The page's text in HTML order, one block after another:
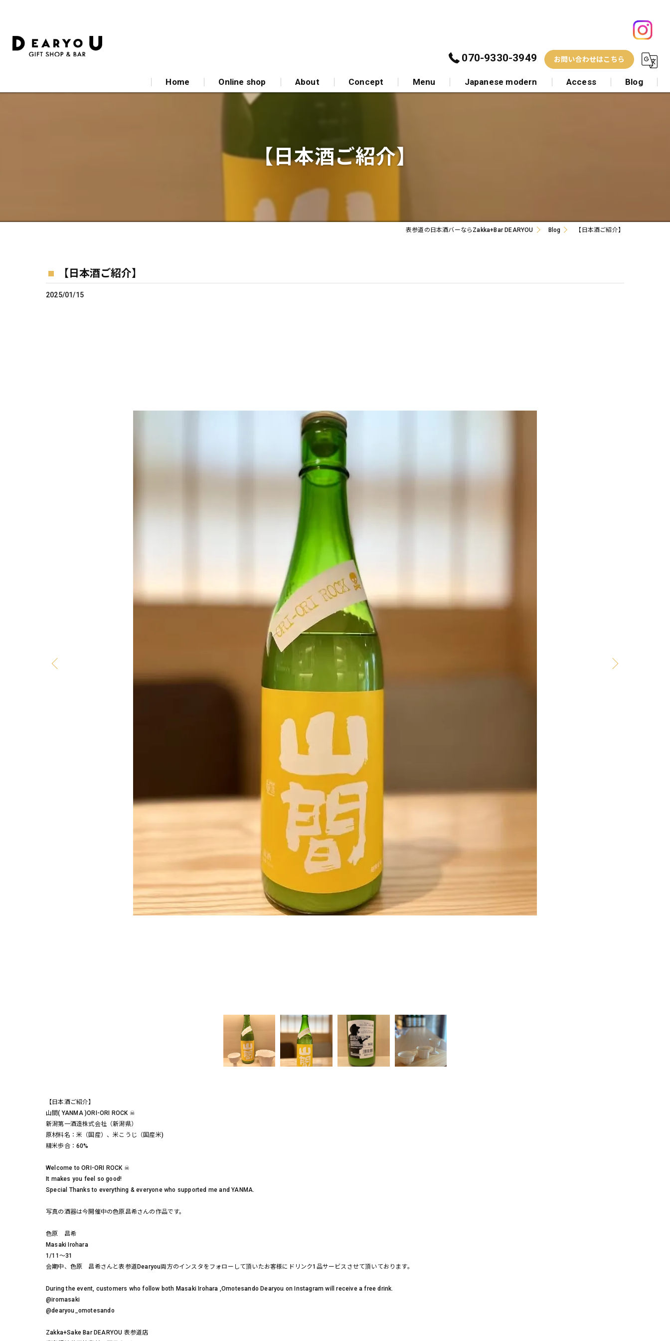
070-9330-3949 お問い合わせはこちら
Home Online shop About Concept Menu Japanese modern Access Blog
【日本酒ご紹介】
表参道の日本酒バーならZakka+Bar DEARYOU Blog 【日本酒ご紹介】
【日本酒ご紹介】
2025/01/15
【日本酒ご紹介】
山間( YANMA )ORI-ORI ROCK ☠
新潟第一酒造株式会社（新潟県）
原材料名：米（国産）、米こうじ（国産米)
精米歩合：60%
Welcome to ORI-ORI ROCK ☠
It makes you feel so good!
Special Thanks to everything & everyone who supported me and YANMA.
写真の酒器は今開催中の色原昌希さんの作品です。
色原 昌希
Masaki Irohara
1/11～31
会期中、色原 昌希さんと表参道Dearyou両方のインスタをフォローして頂いたお客様にドリンク1品サービスさせて頂いております。
During the event, customers who follow both Masaki Irohara ,Omotesando Dearyou on Instagram will receive a free drink.
@iromasaki
@dearyou_omotesando
Zakka+Sake Bar DEARYOU 表参道店